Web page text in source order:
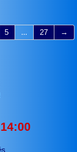
5 ... 27 →